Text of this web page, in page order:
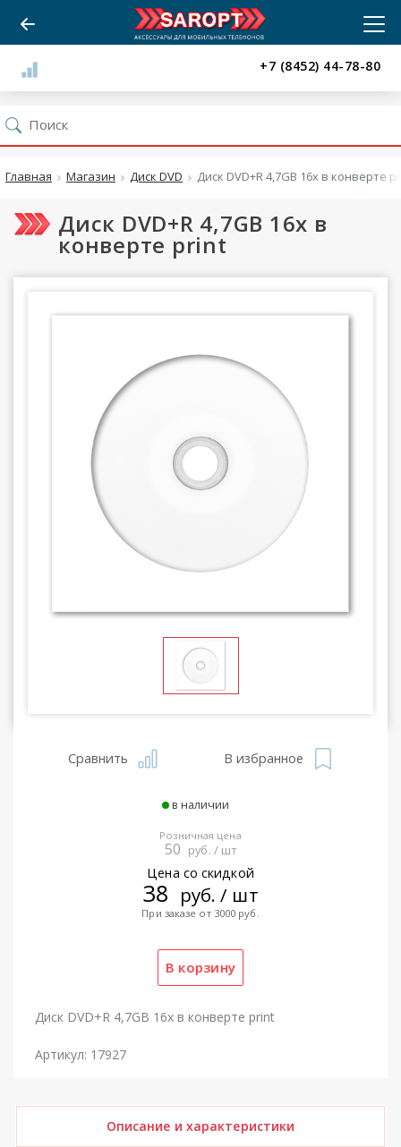
+7 (8452) 44-78-80
Главная Магазин Диск DVD Диск DVD+R 4,7GB 16x в конверте
Диск DVD+R 4,7GB 16x в
конверте print
Сравнить В избранное
в наличии
Розничная цена
50 руб. / шт
Цена со скидкой
38 руб. / шт
При заказе от 3000 руб.
Диск DVD+R 4,7GB 16x в конверте print
Артикул: 17927
Описание и характеристики